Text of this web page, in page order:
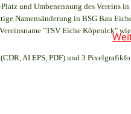
und Umbenennung des Vereins
Namensänderung in BSG Bau
"TSV Eiche Köpenick"
AI EPS, PDF) und 3